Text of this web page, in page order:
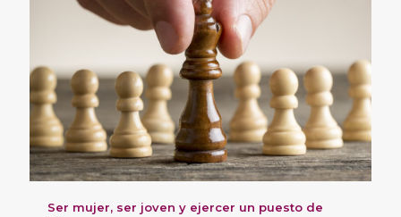
Ser mujer, ser joven y ejercer un puesto de